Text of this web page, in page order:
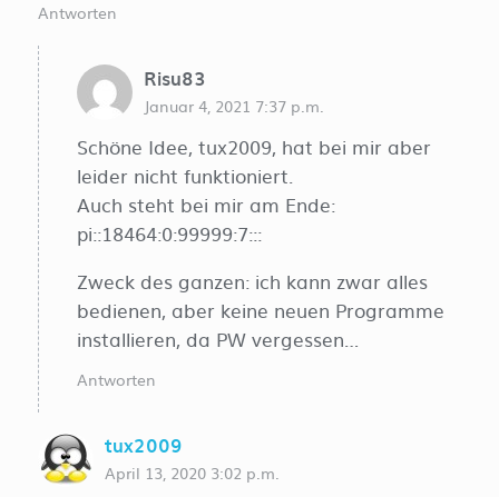
Antworten
Risu83
Januar 4, 2021 7:37 p.m.
Schöne Idee, tux2009, hat bei mir aber
leider nicht funktioniert.
Auch steht bei mir am Ende:
pi::18464:0:99999:7:::
Zweck des ganzen: ich kann zwar alles
bedienen, aber keine neuen Programme
installieren, da PW vergessen…
Antworten
tux2009
April 13, 2020 3:02 p.m.